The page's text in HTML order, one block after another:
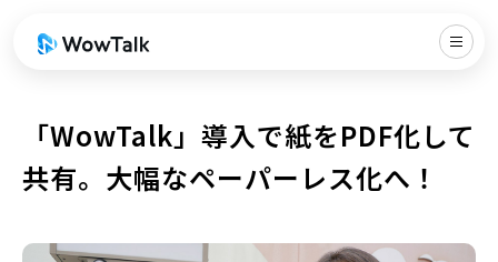
「WowTalk」導入で紙をPDF化して
共有。大幅なペーパーレス化へ！